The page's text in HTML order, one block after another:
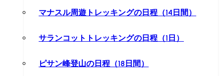
マナスル周遊トレッキングの日程（14日間）
サランコットトレッキングの日程（1日）
ピサン峰登山の日程（18日間）